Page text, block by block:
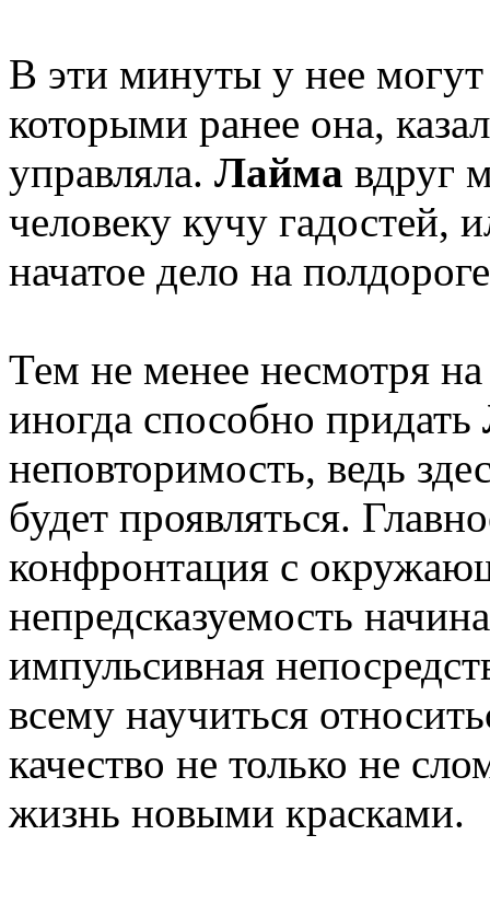
В эти минуты у нее могут
которыми ранее она,
управляла. Лайма вдруг
человеку кучу гадостей,
начатое дело на
Тем не менее несмотря
иногда способно придать
неповторимость, ведь
будет проявляться.
конфронтация с
непредсказуемость
импульсивная
всему научиться
качество не только не
жизнь новыми красками.